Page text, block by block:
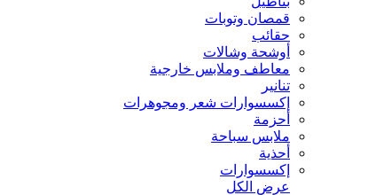
قمصان وتوبات
حقائب
أوشحة وشالات
معاطف وملابس خارجية
تنانير
إكسسوارات شعر ومجوهرات
أحزمة
ملابس سباحة
أحذية
إكسسوارات
عرض الكل